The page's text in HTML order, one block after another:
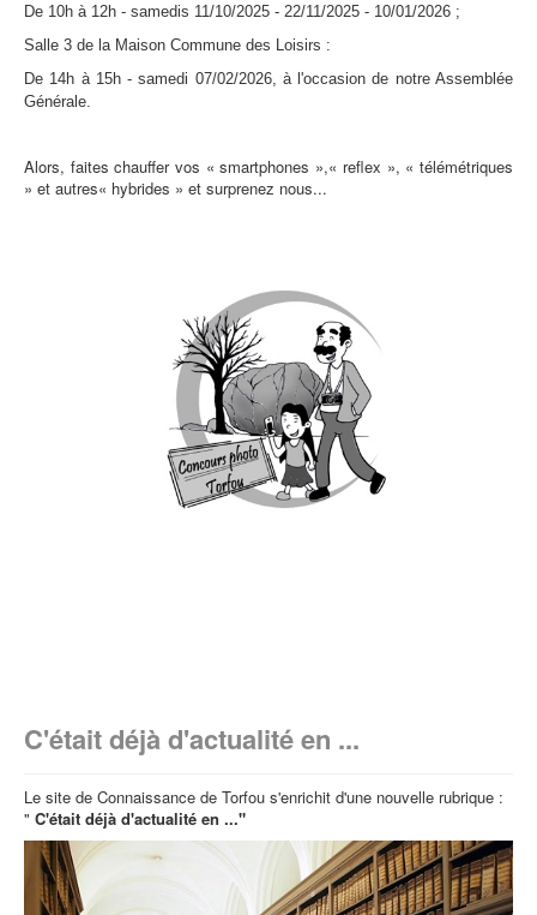
De 10h à 12h - samedis 11/10/2025 - 22/11/2025 - 10/01/2026 ;
Salle 3 de la Maison Commune des Loisirs :
De 14h à 15h - samedi 07/02/2026, à l'occasion de notre Assemblée
Générale.
Alors, faites chauffer vos « smartphones »,« reflex », « télémétriques
» et autres« hybrides » et surprenez nous...
C'était déjà d'actualité en ...
Le site de Connaissance de Torfou s'enrichit d'une nouvelle rubrique :
" C'était déjà d'actualité en ..."